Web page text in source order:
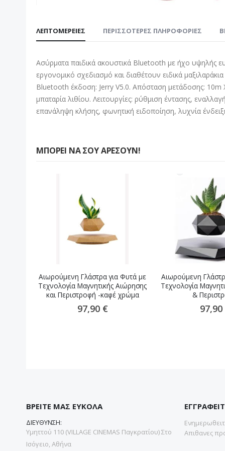
αρχή
συλλογής
ΛΕΠΤΟΜΈΡΕΙΕΣ
Ασύρματα παιδικά ακουστικά Bluetooth με ήχο υψηλής
εργονομικό σχεδιασμό και διαθέτουν ειδικά
Bluetooth έκδοση: Jerry V5.0. Απόσταση μετάδοσης:
μπαταρία λιθίου. Λειτουργίες: ρύθμιση έντασης,
επανάληψη κλήσης, φωνητική ειδοποίηση, λυχνία
ΠΕΡΙΣΣΌΤΕΡΕΣ ΠΛΗΡΟΦΟΡΊΕΣ
ΜΠΟΡΕΊ ΝΑ ΣΟΥ ΑΡΈΣΟΥΝ!
Αιωρούμενη Γλάστρα για Φυτά με
Τεχνολογία Μαγνητικής Αιώρησης
και Περιστροφή -καφέ χρώμα
97,90 €
Αιωρούμενη
Τεχνολογία
&
97,90
ΒΡΕΙΤΕ ΜΑΣ ΕΥΚΟΛΑ
ΔΙΕΥΘΥΝΣΗ:
Υμηττού 110 (VILLAGE CINEMAS Παγκρατίου) Στο
Ισόγειο, Αθήνα
Απιθανες